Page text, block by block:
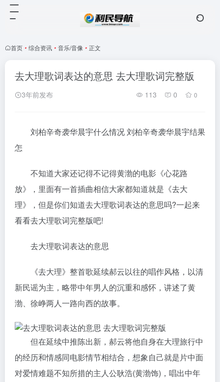
首页 • 综合资讯 • 音乐/音像 • 正文
去大理歌词表达的意思 去大理歌词完整版
3年前发布 113 0 0
刘柏辛奇袭华晨宇什么情况 刘柏辛奇袭华晨宇结果
怎
不知道大家还记得不记得黄渤的电影《心花路
放》，里面有一首插曲相信大家都知道就是《去大
理》，但是你们知道去大理歌词表达的意思吗?一起来
看看去大理歌词完整版吧!
去大理歌词表达的意思
《去大理》整首歌延续郝云以往的唱作风格，以清
新民谣为主，略带中年男人的沉重和感怀，讲述了黄
渤、徐峥两人一路向西的故事。
但在延续中推陈出新，郝云将他自身在大理旅行中
的经历和情感同电影情节相结合，想象自己就是片中面
对爱情难题不知所措的主人公耿浩(黄渤饰)，唱出中年